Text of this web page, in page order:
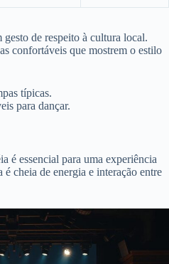
de respeito à cultura local.
confortáveis que mostrem o estilo
típicas.
para dançar.
é essencial para uma experiência
cheia de energia e interação entre